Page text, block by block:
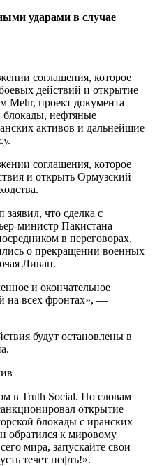
ударами в случае
соглашения, которое
действий и открытие
Mehr, проект документа
блокады, нефтяные
активов и дальнейшие
соглашения, которое
и открыть Ормузский
что сделка с
министр Пакистана
в переговорах,
о прекращении военных
Ливан.
и окончательное
на всех фронтах», —
будут остановлены в
в Truth Social. По словам
открытие
блокады с иранских
обратился к мировому
мира, запускайте свои
течет нефть!».